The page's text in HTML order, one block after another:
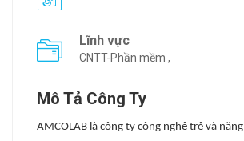
Lĩnh vực
CNTT-Phần mềm ,
Mô Tả Công Ty
AMCOLAB là công ty công nghệ trẻ và